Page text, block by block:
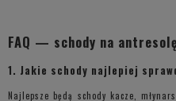
FAQ — schody na antresolę
1. Jakie schody najlepiej
Najlepsze będą schody kacze,